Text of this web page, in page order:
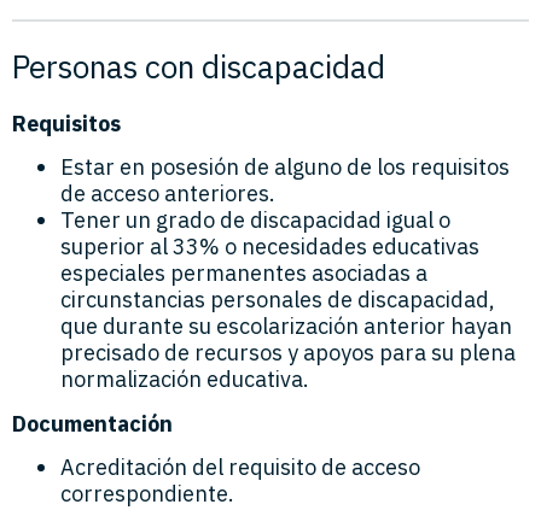
Personas con discapacidad
Requisitos
Estar en posesión de alguno de los requisitos
de acceso anteriores.
Tener un grado de discapacidad igual o
superior al 33% o necesidades educativas
especiales permanentes asociadas a
circunstancias personales de discapacidad,
que durante su escolarización anterior hayan
precisado de recursos y apoyos para su plena
normalización educativa.
Documentación
Acreditación del requisito de acceso
correspondiente.